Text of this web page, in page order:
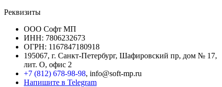
Реквизиты
ООО Софт МП
ИНН: 7806232673
ОГРН: 1167847180918
195067, г. Санкт-Петербург, Шафировский пр, дом № 17,
лит. О, офис 2
+7 (812) 678-98-98, info@soft-mp.ru
Напишите в Telegram